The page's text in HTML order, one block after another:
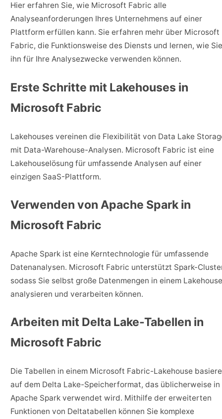
Hier erfahren Sie, wie Microsoft Fabric alle
Analyseanforderungen Ihres Unternehmens auf einer
Plattform erfüllen kann. Sie erfahren mehr über Microsoft
Fabric, die Funktionsweise des Diensts und lernen, wie Sie
ihn für Ihre Analysezwecke verwenden können.
Erste Schritte mit Lakehouses in
Microsoft Fabric
Lakehouses vereinen die Flexibilität von Data Lake
mit Data-Warehouse-Analysen. Microsoft Fabric ist eine
Lakehouselösung für umfassende Analysen auf einer
einzigen SaaS-Plattform.
Verwenden von Apache Spark in
Microsoft Fabric
Apache Spark ist eine Kerntechnologie für umfassende
Datenanalysen. Microsoft Fabric unterstützt Spark-
sodass Sie selbst große Datenmengen in einem Lakehouse
analysieren und verarbeiten können.
Arbeiten mit Delta Lake-Tabellen in
Microsoft Fabric
Die Tabellen in einem Microsoft Fabric-Lakehouse
auf dem Delta Lake-Speicherformat, das üblicherweise in
Apache Spark verwendet wird. Mithilfe der erweiterten
Funktionen von Deltatabellen können Sie komplexe